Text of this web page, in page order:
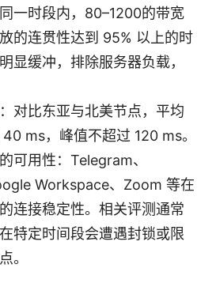
一时段内，80–1200的带宽
的连贯性达到 95% 以上的时
显缓冲，排除服务器负载，
对比东亚与北美节点，平均
ms，峰值不超过 120 ms。
可用性：Telegram、
Workspace、Zoom 等在
连接稳定性。相关评测通常
特定时间段会遭遇封锁或限
。